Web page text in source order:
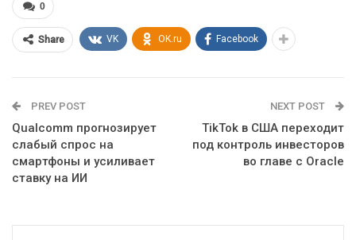
0
Share VK OK.ru Facebook
PREV POST
Qualcomm прогнозирует
слабый спрос на
смартфоны и усиливает
ставку на ИИ
NEXT POST
TikTok в США переходит
под контроль инвесторов
во главе с Oracle